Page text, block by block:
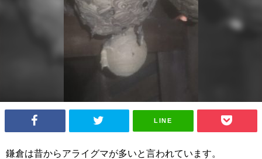
LINE
鎌倉は昔からアライグマが多いと言われています。